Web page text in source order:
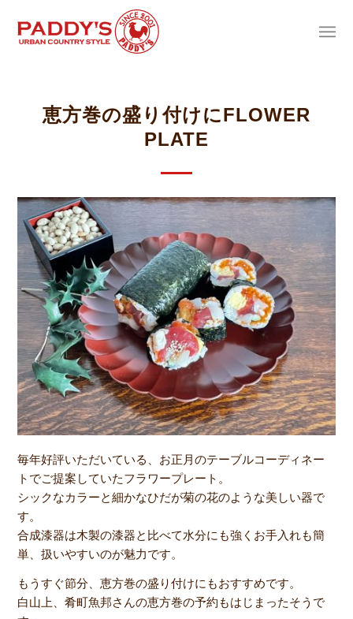
恵方巻の盛り付けにFLOWER
PLATE
毎年好評いただいている、お正月のテーブルコーディネー
トでご提案していたフラワープレート。
シックなカラーと細かなひだが菊の花のような美しい器で
す。
合成漆器は木製の漆器と比べて水分にも強くお手入れも簡
単、扱いやすいのが魅力です。
もうすぐ節分、恵方巻の盛り付けにもおすすめです。
白山上、肴町魚邦さんの恵方巻の予約もはじまったそうで